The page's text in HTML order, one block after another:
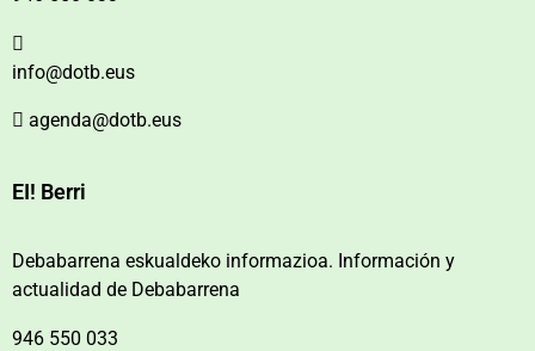
info@dotb.eus
agenda@dotb.eus
EI! Berri
Debabarrena eskualdeko informazioa. Información y
actualidad de Debabarrena
946 550 033